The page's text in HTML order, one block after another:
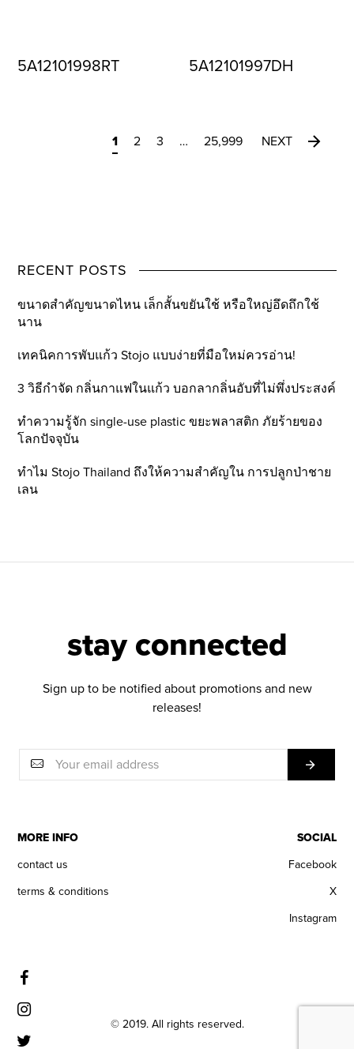
5A12101998RT 5A12101997DH
1 2 3 … 25,999 NEXT
RECENT POSTS
ขนาดสำคัญขนาดไหน เล็กสั้นขยันใช้ หรือใหญ่อึดถึกใช้
นาน
เทคนิคการพับแก้ว Stojo แบบง่ายที่มือใหม่ควรอ่าน!
3 วิธีกำจัด กลิ่นกาแฟในแก้ว บอกลากลิ่นอับที่ไม่พึ่งประสงค์
ทำความรู้จัก single-use plastic ขยะพลาสติก ภัยร้ายของ
โลกปัจจุบัน
ทำไม Stojo Thailand ถึงให้ความสำคัญใน การปลูกป่าชาย
เลน
stay connected
Sign up to be notified about promotions and new
releases!
MORE INFO
contact us
terms & conditions
SOCIAL
Facebook
X
Instagram
© 2019. All rights reserved.